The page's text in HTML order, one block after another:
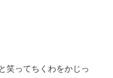
笑ってちくわをかじっ